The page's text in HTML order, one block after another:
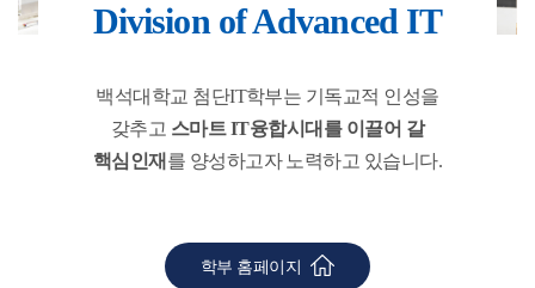
Division of Advanced IT
백석대학교 첨단IT학부는 기독교적 인성을
갖추고 스마트 IT융합시대를 이끌어 갈
핵심인재 를 양성하고자 노력하고 있습니다.
학부 홈페이지